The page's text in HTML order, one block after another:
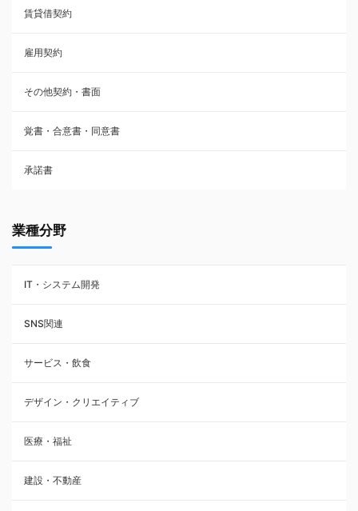
売買契約
株主総会議事録・関連書類
請負契約
フランチャイズ契約
賃貸借契約
賃貸借契約
雇用契約
その他契約・書面
覚書・合意書・同意書
承諾書
業種分野
IT・システム開発
SNS関連
サービス・飲食
デザイン・クリエイティブ
医療・福祉
建設・不動産